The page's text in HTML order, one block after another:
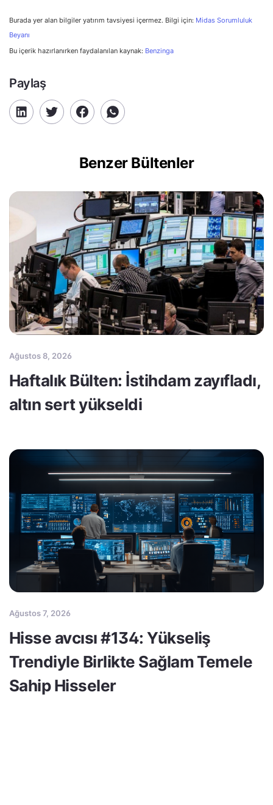
Burada yer alan bilgiler yatırım tavsiyesi içermez. Bilgi için: Midas Sorumluluk
Beyanı
Bu içerik hazırlanırken faydalanılan kaynak: Benzinga
Paylaş
Benzer Bültenler
Ağustos 8, 2026
Haftalık Bülten: İstihdam zayıfladı,
altın sert yükseldi
Ağustos 7, 2026
Hisse avcısı #134: Yükseliş
Trendiyle Birlikte Sağlam Temele
Sahip Hisseler